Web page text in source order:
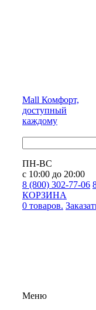
Mall Комфорт,
доступный
каждому
ПН-ВС
с 10:00 до 20:00
8 (800) 302-77-06
КОРЗИНА
0 товаров.
Меню